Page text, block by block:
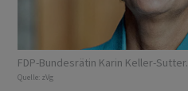
FDP-Bundesrätin Karin Keller-Sutter.
Quelle: zVg